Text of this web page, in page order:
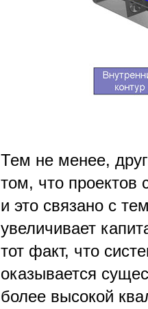
Тем не менее,
том, что проектов
и это связано с
увеличивает
тот факт, что
оказывается
более высокой